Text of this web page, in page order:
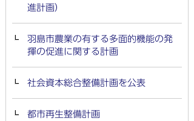
進計画）
羽島市農業の有する多面的機能の発
揮の促進に関する計画
社会資本総合整備計画を公表
都市再生整備計画